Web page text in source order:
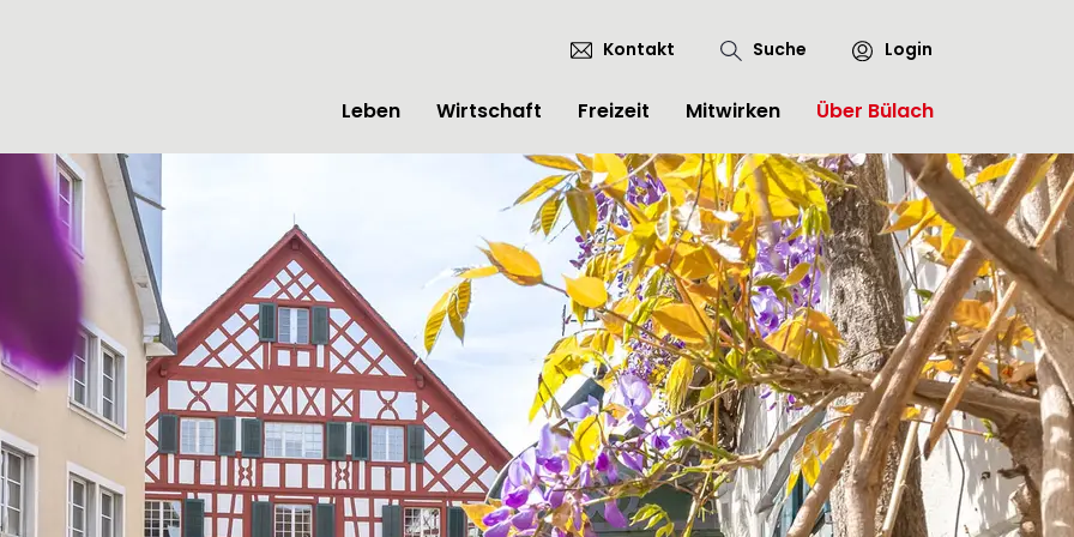
Kontakt Login
Suche
Leben Wirtschaft Freizeit Mitwirken Über Bülach